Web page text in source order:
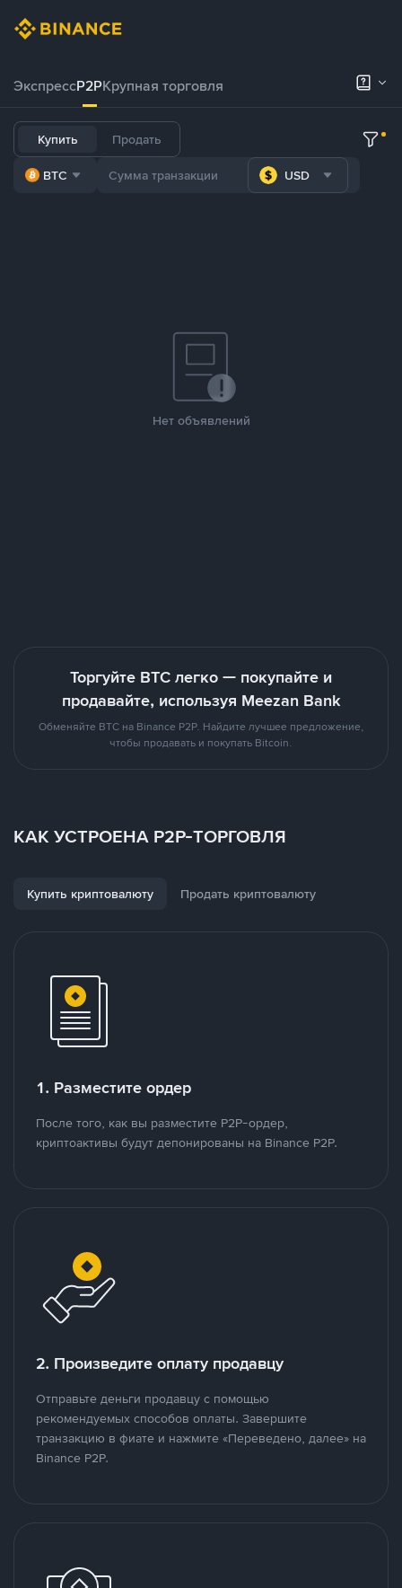
ЭкспрессP2PКрупная торговля
Купить Продать
BTC USD
Нет объявлений
Торгуйте BTC легко — покупайте и
продавайте, используя Meezan Bank
Обменяйте BTC на Binance P2P. Найдите лучшее предложение,
чтобы продавать и покупать Bitcoin.
КАК УСТРОЕНА P2P-ТОРГОВЛЯ
Купить криптовалюту Продать криптовалюту
1. Разместите ордер
После того, как вы разместите P2P-ордер,
криптоактивы будут депонированы на Binance P2P.
2. Произведите оплату продавцу
Отправьте деньги продавцу с помощью
рекомендуемых способов оплаты. Завершите
транзакцию в фиате и нажмите «Переведено, далее» на
Binance P2P.